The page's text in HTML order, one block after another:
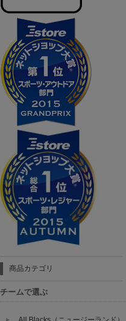
商品カテゴリ
チームで選ぶ